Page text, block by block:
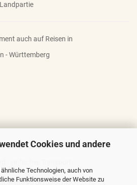
Cookies und andere
Technologien, auch von
Funktionsweise der Website zu
auch auf Reisen in
- Württemberg
- einfacher Transport
Höhe 90 bis 200cm